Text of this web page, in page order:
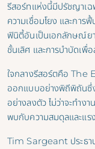
รีสอร์ทแห่งนี้มีปรัชญาเฉ
ความเชื่อมโยง และการ
ฟินิตี้อันเป็นเอกลักษณ์ยา
ชั้นเลิศ และการบำบัด
ใจกลางรีสอร์ตคือ The
ออกแบบอย่างพิถีพิถันซึ่ง
อย่างลงตัว ไม่ว่าจะทำงา
พบกับความสมดุลและแ
Tim Sargeant ประธา